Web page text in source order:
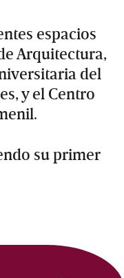
espacios
Arquitectura,
del
y el Centro
su primer